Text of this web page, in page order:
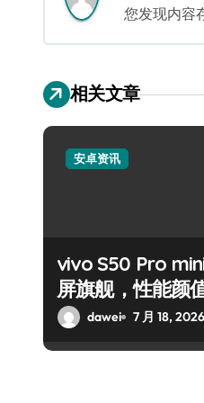
您发现内容
相关文章
安卓资讯
vivo S50 Pro
屏旗舰，性能颜
dawei 7 月 18, 2026